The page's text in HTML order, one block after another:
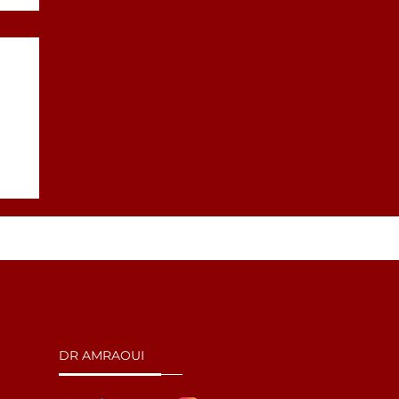
DR AMRAOUI